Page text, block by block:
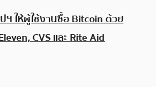
ให้ผู้ใช้งานซื้อ Bitcoin ด้วย
CVS และ Rite Aid